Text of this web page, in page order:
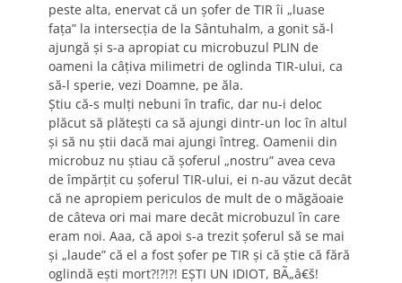
peste alta, enervat că un şofer de TIR îi „luase
faţa” la intersecţia de la Sântuhalm, a gonit să-l
ajungă şi s-a apropiat cu microbuzul PLIN de
oameni la câţiva milimetri de oglinda TIR-ului, ca
să-l sperie, vezi Doamne, pe ăla.
Ştiu că-s mulţi nebuni în trafic, dar nu-i deloc
plăcut să plăteşti ca să ajungi dintr-un loc în altul
şi să nu ştii dacă mai ajungi întreg. Oamenii din
microbuz nu ştiau că şoferul „nostru” avea ceva
de împărţit cu şoferul TIR-ului, ei n-au văzut decât
că ne apropiem periculos de mult de o măgăoaie
de câteva ori mai mare decât microbuzul în care
eram noi. Aaa, că apoi s-a trezit şoferul să se mai
şi „laude” că el a fost şofer pe TIR şi că ştie că fără
oglindă eşti mort?!?!?! EŞTI UN IDIOT, BÃ„â€š!